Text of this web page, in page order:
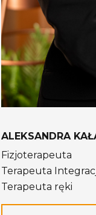
ALEKSANDRA
Fizjoterapeuta
Terapeuta
Terapeuta ręki